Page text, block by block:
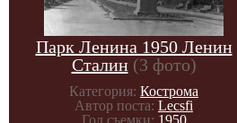
Парк Ленина 1950 Ленин
Сталин (3 фото)
Категория: Кострома
Автор поста: Lecsfi
Год съемки: 1950